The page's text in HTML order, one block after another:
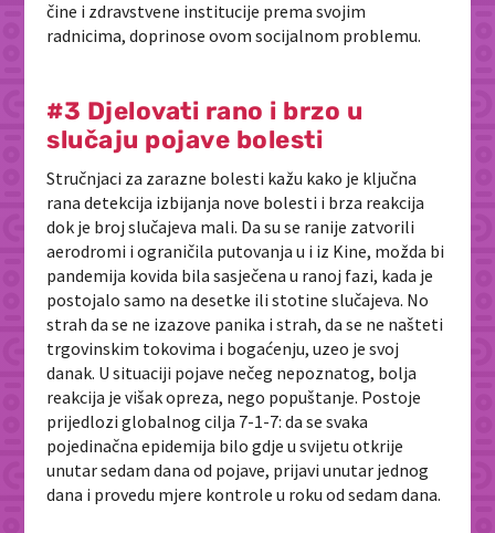
čine i zdravstvene institucije prema svojim
radnicima, doprinose ovom socijalnom problemu.
#3 Djelovati rano i brzo u
slučaju pojave bolesti
Stručnjaci za zarazne bolesti kažu kako je ključna
rana detekcija izbijanja nove bolesti i brza reakcija
dok je broj slučajeva mali. Da su se ranije zatvorili
aerodromi i ograničila putovanja u i iz Kine, možda bi
pandemija kovida bila sasječena u ranoj fazi, kada je
postojalo samo na desetke ili stotine slučajeva. No
strah da se ne izazove panika i strah, da se ne našteti
trgovinskim tokovima i bogaćenju, uzeo je svoj
danak. U situaciji pojave nečeg nepoznatog, bolja
reakcija je višak opreza, nego popuštanje. Postoje
prijedlozi globalnog cilja 7-1-7: da se svaka
pojedinačna epidemija bilo gdje u svijetu otkrije
unutar sedam dana od pojave, prijavi unutar jednog
dana i provedu mjere kontrole u roku od sedam dana.